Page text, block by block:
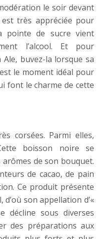
le soir devant
très appréciée pour
pointe de sucre vient
l’alcool. Et pour
buvez-la lorsque sa
le moment idéal pour
font le charme de cette
corsées. Parmi elles,
boisson noire se
de son bouquet.
de cacao, de pain
Ce produit présente
son appellation d’«
décline sous diverses
des préparations aux